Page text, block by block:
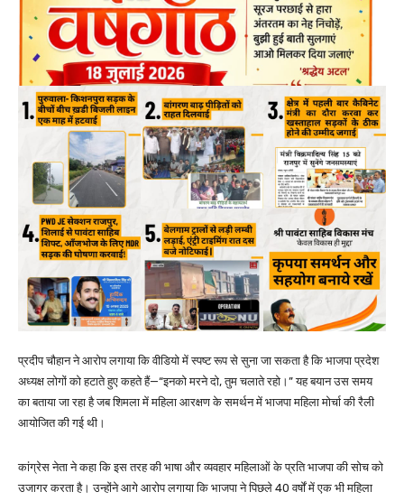
प्रदीप चौहान ने आरोप लगाया कि वीडियो में स्पष्ट रूप से सुना जा सकता है कि भाजपा प्रदेश
अध्यक्ष लोगों को हटाते हुए कहते हैं—“इनको मरने दो, तुम चलाते रहो।” यह बयान उस समय
का बताया जा रहा है जब शिमला में महिला आरक्षण के समर्थन में भाजपा महिला मोर्चा की रैली
आयोजित की गई थी।
कांग्रेस नेता ने कहा कि इस तरह की भाषा और व्यवहार महिलाओं के प्रति भाजपा की सोच को
उजागर करता है। उन्होंने आगे आरोप लगाया कि भाजपा ने पिछले 40 वर्षों में एक भी महिला